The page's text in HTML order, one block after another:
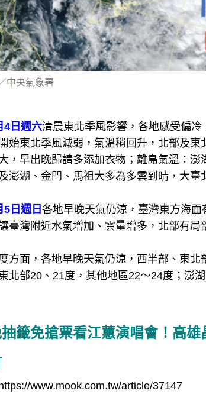
中央氣象署
4日週六清晨東北季風影響，各地感受偏
始東北季風減弱，氣溫稍回升，北部及
，早出晚歸請多添加衣物；離島氣溫：
澎湖、金門、馬祖大多為多雲到晴，大
5日週日 各地早晚天氣仍涼，臺灣東方海
臺灣附近水氣增加、雲量增多，北部有
方面，各地早晚天氣仍涼，西半部、東
北部20、21度，其他地區22～24度；澎
籤免搶票看江蕙演唱會！高
https://www.mook.com.tw/article/37147